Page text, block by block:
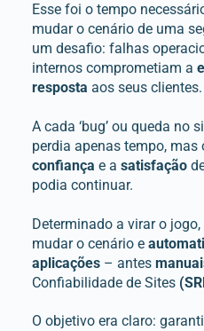
Esse foi o tempo
mudar o cenário de uma
um desafio: falhas
internos comprometiam a
resposta aos seus clientes.
A cada ‘bug’ ou queda no
perdia apenas tempo, mas
confiança e a satisfação
podia continuar.
Determinado a virar o
mudar o cenário e
aplicações – antes
Confiabilidade de Sites
O objetivo era claro: